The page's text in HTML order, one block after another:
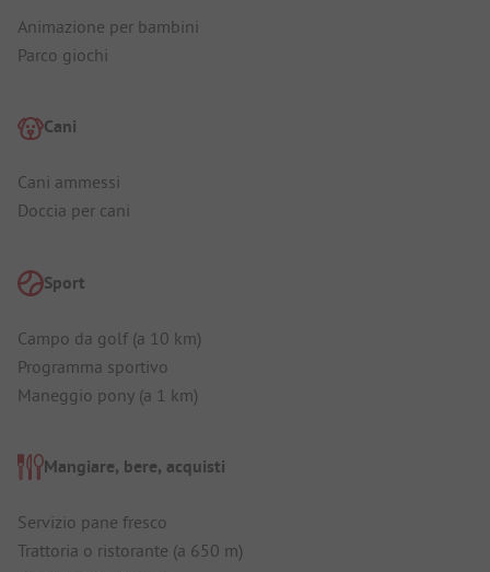
Animazione per bambini
Parco giochi
Cani
Cani ammessi
Doccia per cani
Sport
Campo da golf (a 10 km)
Programma sportivo
Maneggio pony (a 1 km)
Mangiare, bere, acquisti
Servizio pane fresco
Trattoria o ristorante (a 650 m)